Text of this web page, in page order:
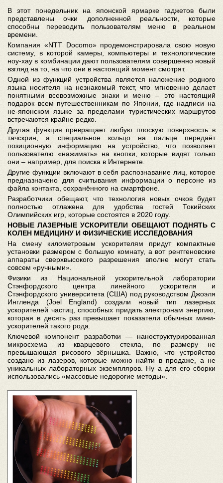
В этот понедельник на японской ярмарке гаджетов были
представлены очки дополненной реальности, которые
способны переводить пользователям меню в реальном
времени.
Компания «NTT Docomo» продемонстрировала свою новую
систему, в которой камеры, компьютеры и технологические
ноу-хау в комбинации дают пользователям совершенно новый
взгляд на то, на что они в настоящий момент смотрят.
Одной из функций устройства является наложение родного
языка носителя на незнакомый текст, что мгновенно делает
понятными всевозможные знаки и меню – это настоящий
подарок всем путешественникам по Японии, где надписи на
не-японском языке за пределами туристических маршрутов
встречаются крайне редко.
Другая функция превращает любую плоскую поверхность в
тачскрин, а специальное кольцо на пальце передаёт
позиционную информацию на устройство, что позволяет
пользователю «нажимать» на кнопки, которые видят только
они – например, для поиска в Интернете.
Другие функции включают в себя распознавание лиц, которое
предназначено для считывания информации о персоне из
файла контакта, сохранённого на смартфоне.
Разработчики обещают, что технология новых очков будет
полностью отлажена для удобства гостей Токийских
Олимпийских игр, которые состоятся в 2020 году.
НОВЫЕ ЛАЗЕРНЫЕ УСКОРИТЕЛИ ОБЕЩАЮТ ПОДНЯТЬ С
КОЛЕН МЕДИЦИНУ И ФИЗИЧЕСКИЕ ИССЛЕДОВАНИЯ
На смену километровым ускорителям придут компактные
установки размером с большую комнату, а вот рентгеновские
аппараты сверхвысокого разрешения вполне могут стать
совсем «ручными».
Физики из Национальной ускорительной лаборатории
Стэнфордского центра линейного ускорителя и
Стэнфордского университета (США) под руководством Джоэля
Ингленда (Joel England) создали новый тип лазерных
ускорителей частиц, способных придать электронам энергию,
которая в десять раз превышает показатели обычных мини-
ускорителей такого рода.
Ключевой компонент разработки — наноструктурированная
микросхема из кварцевого стекла, по размеру не
превышающая рисового зёрнышка. Важно, что устройство
создано из лазеров, которые можно найти в продаже, а не
уникальных лабораторных экземпляров. Ну а для его сборки
использовались «массовые недорогие методы».